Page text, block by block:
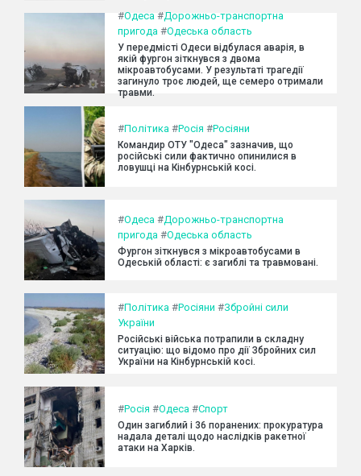
#Одеса #Дорожньо-транспортна
пригода #Одеська область
У передмісті Одеси відбулася аварія, в
якій фургон зіткнувся з двома
мікроавтобусами. У результаті трагедії
загинуло троє людей, ще семеро отримали
травми.
#Політика #Росія #Росіяни
Командир ОТУ "Одеса" зазначив, що
російські сили фактично опинилися в
ловушці на Кінбурнській косі.
#Одеса #Дорожньо-транспортна
пригода #Одеська область
Фургон зіткнувся з мікроавтобусами в
Одеській області: є загиблі та травмовані.
#Політика #Росіяни #Збройні сили
України
Російські війська потрапили в складну
ситуацію: що відомо про дії Збройних сил
України на Кінбурнській косі.
#Росія #Одеса #Спорт
Один загиблий і 36 поранених: прокуратура
надала деталі щодо наслідків ракетної
атаки на Харків.